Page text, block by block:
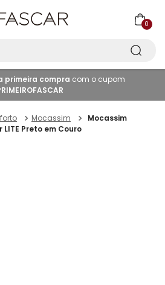
0
primeira compra com o cupom
Mocassim
Mocassim
Preto em Couro